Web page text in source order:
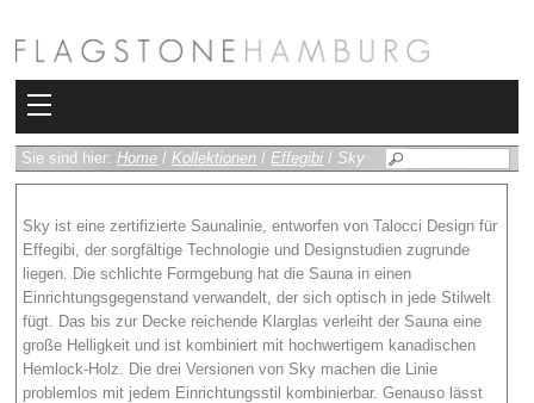
Kollektionen
Bad
Heizkörper
Fliesen
Sauna und Hamam
Sie sind hier: Home / Kollektionen / Effegibi / Sky
Sky ist eine zertifizierte Saunalinie, entworfen von Talocci Design für
Effegibi, der sorgfältige Technologie und Designstudien zugrunde
liegen. Die schlichte Formgebung hat die Sauna in einen
Einrichtungsgegenstand verwandelt, der sich optisch in jede Stilwelt
fügt. Das bis zur Decke reichende Klarglas verleiht der Sauna eine
große Helligkeit und ist kombiniert mit hochwertigem kanadischen
Hemlock-Holz. Die drei Versionen von Sky machen die Linie
problemlos mit jedem Einrichtungsstil kombinierbar. Genauso lässt